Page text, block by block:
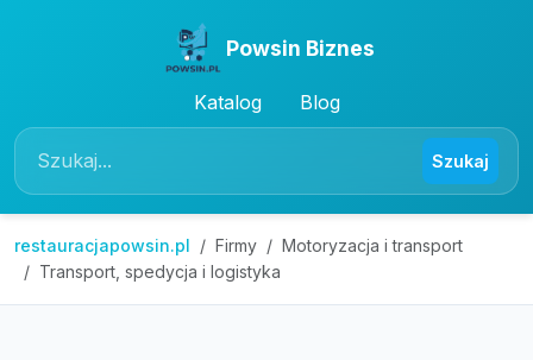
Powsin Biznes
Katalog Blog
Szukaj
restauracjapowsin.pl Firmy
Motoryzacja i transport
Transport, spedycja i logistyka